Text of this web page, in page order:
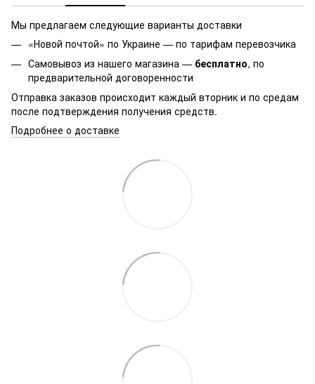
Мы предлагаем следующие варианты доставки
«Новой почтой» по Украине — по тарифам перевозчика
Самовывоз из нашего магазина — бесплатно, по
предварительной договоренности
Отправка заказов происходит каждый вторник и по средам
после подтверждения получения средств.
Подробнее о доставке